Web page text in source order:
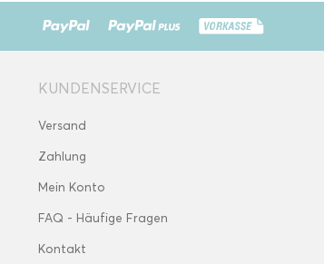
KUNDENSERVICE
Versand
Zahlung
Mein Konto
FAQ - Häufige Fragen
Kontakt